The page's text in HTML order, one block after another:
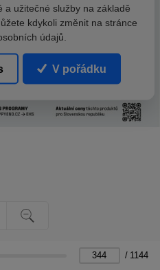
/ 1144
a užitečné služby na základě
kdykoli změnit na stránce
údajů.
V pořádku